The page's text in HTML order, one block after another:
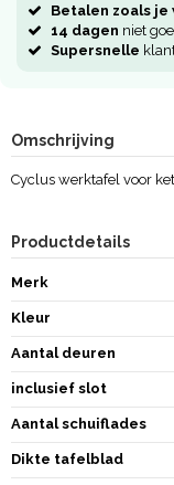
Betalen zoals je
14 dagen niet
Supersnelle
Omschrijving
Cyclus werktafel voor
Productdetails
Merk
Kleur
Aantal deuren
inclusief slot
Aantal schuiflades
Dikte tafelblad